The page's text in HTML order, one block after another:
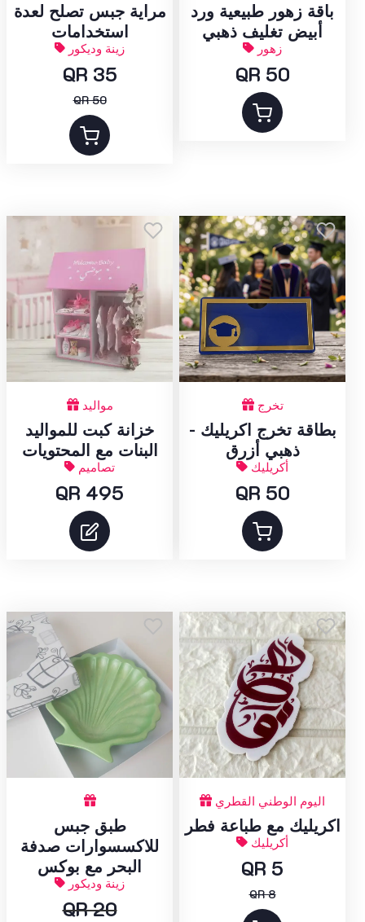
مراية جبس تصلح لعدة
استخدامات
زينة وديكور
QR 35
QR 50
باقة زهور طبيعية ورد
أبيض تغليف ذهبي
زهور
QR 50
مواليد
خزانة كبت للمواليد
البنات مع المحتويات
تصاميم
QR 495
تخرج
بطاقة تخرج اكريليك -
ذهبي أزرق
أكريليك
QR 50
طبق جبس
للاكسسوارات صدفة
البحر مع بوكس
زينة وديكور
QR 20
اليوم الوطني القطري
اكريليك مع طباعة فطر
أكريليك
QR 5
QR 8